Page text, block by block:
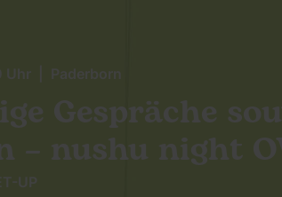
Uhr | Paderborn
Gespräche
– nushu night
UP